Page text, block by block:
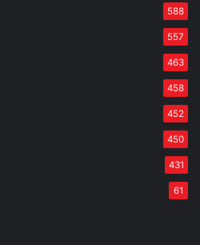
588
557
463
458
452
450
431
61